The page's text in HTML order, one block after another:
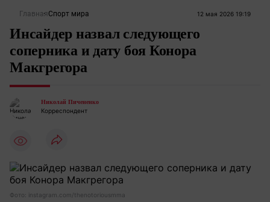
Главная Спорт мира 12 мая 2026 19:19
Инсайдер назвал следующего
соперника и дату боя Конора
Макгрегора
Николай Пичененко
Корреспондент
Фото: instagram.com/thenotoriousmma